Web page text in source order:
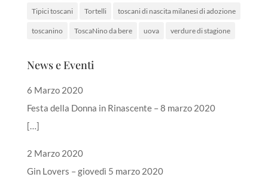
Tipici toscani Tortelli toscani di nascita milanesi di adozione
toscanino ToscaNino da bere uova verdure di stagione
News e Eventi
6 Marzo 2020
Festa della Donna in Rinascente – 8 marzo 2020
[…]
2 Marzo 2020
Gin Lovers – giovedì 5 marzo 2020